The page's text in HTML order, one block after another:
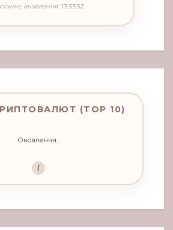
оновлення: 13:53:52
(TOP 10)
Оновлення...
i